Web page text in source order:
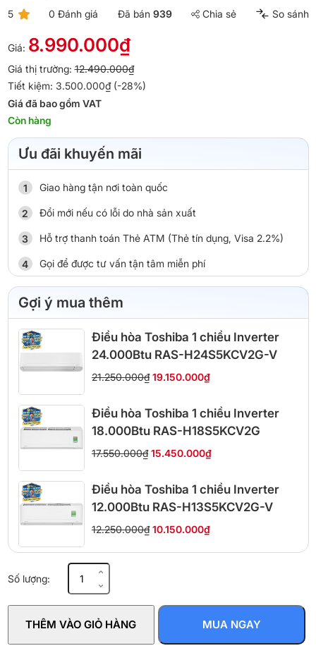
5 0 Đánh giá Đã bán 939 Chia sẻ So sánh
Giá: 8.990.000₫
Giá thị trường:12.490.000₫
Tiết kiệm: 3.500.000₫ (-28%)
Giá đã bao gồm VAT
Còn hàng
Ưu đãi khuyến mãi
Giao hàng tận nơi toàn quốc
Đổi mới nếu có lỗi do nhà sản xuất
Hỗ trợ thanh toán Thẻ ATM (Thẻ tín dụng, Visa 2.2%)
Gọi để được tư vấn tận tâm miễn phí
Gợi ý mua thêm
Điều hòa Toshiba 1 chiều Inverter
24.000Btu RAS-H24S5KCV2G-V
21.250.000₫ 19.150.000₫
Điều hòa Toshiba 1 chiều Inverter
18.000Btu RAS-H18S5KCV2G
17.550.000₫ 15.450.000₫
Điều hòa Toshiba 1 chiều Inverter
12.000Btu RAS-H13S5KCV2G-V
12.250.000₫ 10.150.000₫
Số lượng:
Điều
hòa
chiều
9000
THÊM VÀO GIỎ HÀNG MUA NGAY